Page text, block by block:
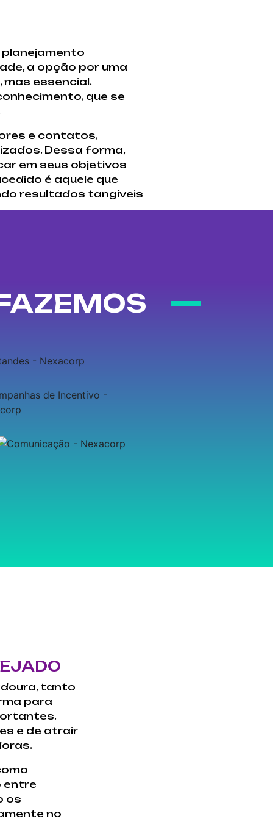
a opção por uma
essencial.
que se
e contatos,
Dessa forma,
em seus objetivos
é aquele que
resultados tangíveis
tanto
para
e de atrair
entre
os
no